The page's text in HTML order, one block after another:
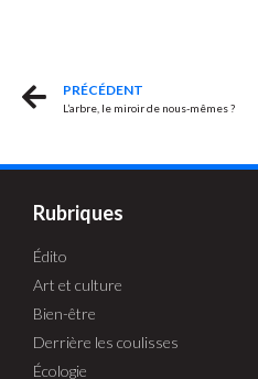
PRÉCÉDENT
L’arbre, le miroir de nous-mêmes ?
Rubriques
Édito
Art et culture
Bien-être
Derrière les coulisses
Écologie